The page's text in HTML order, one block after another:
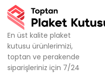
En üst kalite plaket
kutusu ürünlerimizi,
toptan ve perakende
siparişleriniz için 7/24